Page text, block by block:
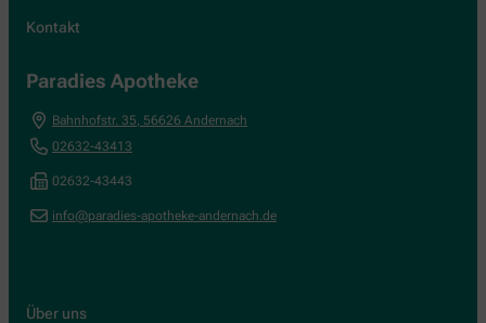
Kontakt
Paradies Apotheke
Bahnhofstr. 35, 56626 Andernach
02632-43413
02632-43443
info@paradies-apotheke-andernach.de
Über uns